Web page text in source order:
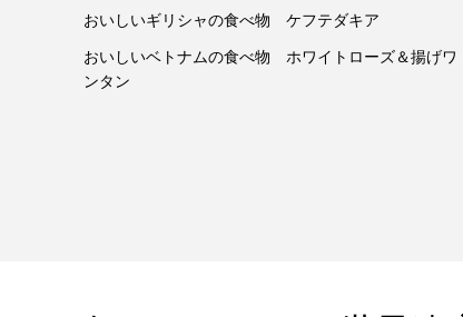
おいしいギリシャの食べ物 ケフテダキア
おいしいベトナムの食べ物 ホワイトローズ＆揚げワ
ンタン